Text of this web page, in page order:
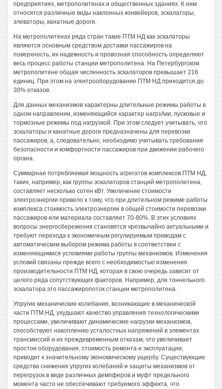
предприятиях, метрополитенах и общественных зданиях. К ним
относятся различные виды наклонных конвейеров, эскалаторы,
элеваторы, канатные дороги.
На метрополитенах ряда стран такие ПТМ НД как эскалаторы
являются основным средством доставки пассажиров на
поверхность, их надежность и провозная способность определяют
весь процесс работы станции метрополитена. На Петербургском
метрополитене общая численность эскалаторов превышает 216
единиц. При этом на электрооборудование ПТМ НД приходится до
30% отказов.
Для данных механизмов характерны длительные режимы работы в
одном направлении, изменяющийся характер нагрзАки, пусковые и
тормозные режимы под нагрузкой. При этом следует учитывать, что
эскалаторы и канатные дороги предназначены для перевозки
пассажиров, а, следовательно, необходимо учитывать требования
безопасности и комфортности пассажиров при движении рабочего
органа.
Суммарная потребляемая мощность агрегатов комплексов ПТМ НД,
таких, например, как группы эскалаторов станций метрополитена,
составляет несколько сотен кВт. Увеличение стоимости
электроэнергии привело к тому, что при длительном режиме работы
комплекса стоимость электроэнергии в общей стоимости перевозки
пассажиров или материала составляет 70-80%. В этих условиях
вопросы энергосбережения становятся чрезвычайно актуальными и
требуют перехода к экономичным регулируемым приводам с
автоматическим выбором режима работы в соответствии с
изменяющимися условиями работы группы механизмов. Изменения
условий связаны прежде всего с необходимостью изменения
производительности ПТМ НД, которая в свою очередь зависит от
целого ряда сопутствующих факторов. Например, для тоннельного
эскалатора это пассажиропоток станции метрополитена.
Упругие механические колебания, возникающие в механической
части ПТМ НД, ухудшают качество управления технологическими
процессами, увеличивают динамические нагрузки механизмов,
способствуют накоплению усталостных напряжений в элементах
трансмиссий и их преждевременным отказам, что увеличивает
простои оборудования, стоимость ремонта и эксплуатации,
приводит к значительному экономическому ущербу. Существующие
средства снижения упругих колебаний и защиты механизмов от
перегрузок в виде различных демпферов и муфт предельного
момента часто не обеспечивают требуемого эффекта, что